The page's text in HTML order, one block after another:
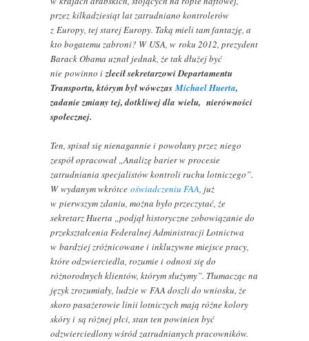
przez kilkadziesiąt lat zatrudniano kontrolerów
z Europy, tej starej Europy. Taką mieli tam fantazję, a
kto bogatemu zabroni? W USA, w roku 2012, prezydent
Barack Obama uznał jednak, że tak dłużej być
nie powinno izlecił sekretarzowi Departamentu
Transportu, którym był wówczasMichael Huerta,
zadanie zmiany tej, dotkliwej dla wielu, nierówności
społecznej.
Ten, spisał się nienagannie i powołany przez niego
zespół opracował „Analizę barier w procesie
zatrudniania specjalistów kontroli ruchu lotniczego”.
W wydanym wkrótceoświadczeniu FAA, już
w pierwszym zdaniu, można było przeczytać, że
sekretarz Huerta „podjął historyczne zobowiązanie do
przekształcenia Federalnej Administracji Lotnictwa
w bardziej zróżnicowane i inkluzywne miejsce pracy,
które odzwierciedla, rozumie i odnosi się do
różnorodnych klientów, którym służymy”. Tłumacząc na
język zrozumiały, ludzie w FAA doszli do wniosku, że
skoro pasażerowie linii lotniczych mają różne kolory
skóry i są różnej płci, stan ten powinien być
odzwierciedlony wśród zatrudnianych pracowników.